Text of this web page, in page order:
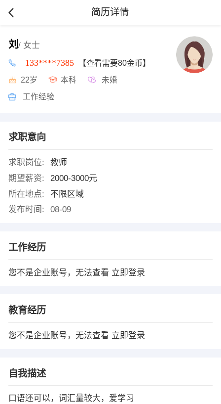
简历详情
刘 / 女士
133****7385 【查看需要80金币】
22岁 本科 未婚
工作经验
求职意向
求职岗位:
教师
期望薪资:
2000-3000元
所在地点:
不限区域
发布时间:
08-09
工作经历
您不是企业账号，无法查看 立即登录
教育经历
您不是企业账号，无法查看 立即登录
自我描述
口语还可以，词汇量较大，爱学习